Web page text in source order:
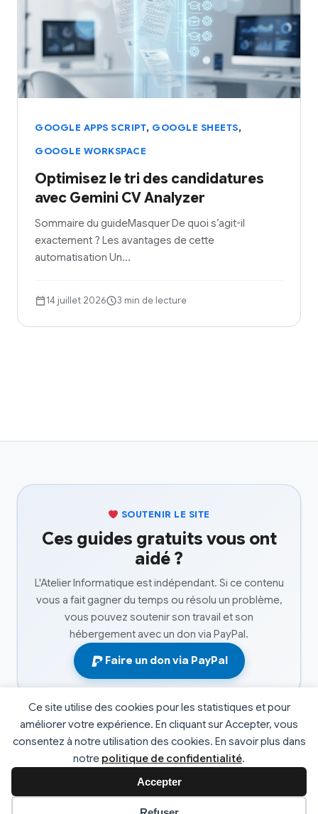
Ce site utilise des cookies pour les statistiques et pour
améliorer votre expérience. En cliquant sur Accepter, vous
consentez à notre utilisation des cookies. En savoir plus dans
notre politique de confidentialité.
Accepter
Préférences des cookies
GOOGLE APPS SCRIPT, GOOGLE SHEETS,
GOOGLE WORKSPACE
Optimisez le tri des candidatures
avec Gemini CV Analyzer
Sommaire du guideMasquer De quoi s’agit-il
exactement ? Les avantages de cette
automatisation Un…
14 juillet 2026 3 min de lecture
SOUTENIR LE SITE
Ces guides gratuits vous ont
aidé ?
L'Atelier Informatique est indépendant. Si ce contenu
vous a fait gagner du temps ou résolu un problème,
vous pouvez soutenir son travail et son
hébergement avec un don via PayPal.
Faire un don via PayPal
© 2026 L'atelier informatique. Tous droits réservés. |
Fabrice Faucheux